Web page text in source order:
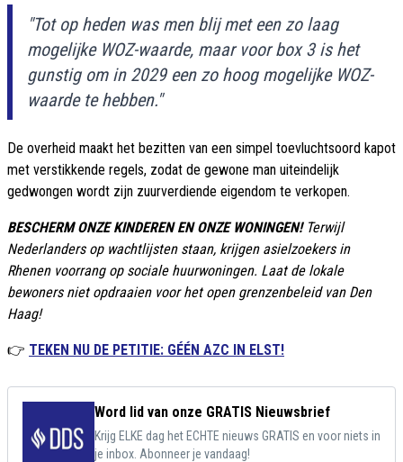
"Tot op heden was men blij met een zo laag
mogelijke WOZ-waarde, maar voor box 3 is het
gunstig om in 2029 een zo hoog mogelijke WOZ-
waarde te hebben."
De overheid maakt het bezitten van een simpel toevluchtsoord kapot
met verstikkende regels, zodat de gewone man uiteindelijk
gedwongen wordt zijn zuurverdiende eigendom te verkopen.
BESCHERM ONZE KINDEREN EN ONZE WONINGEN! Terwijl
Nederlanders op wachtlijsten staan, krijgen asielzoekers in
Rhenen voorrang op sociale huurwoningen. Laat de lokale
bewoners niet opdraaien voor het open grenzenbeleid van Den
Haag!
👉 TEKEN NU DE PETITIE: GÉÉN AZC IN ELST!
Word lid van onze GRATIS Nieuwsbrief
Krijg ELKE dag het ECHTE nieuws GRATIS en voor niets in
je inbox. Abonneer je vandaag!